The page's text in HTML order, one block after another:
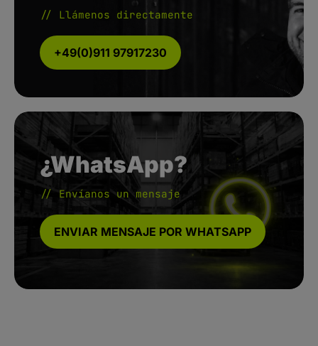
// Llámenos directamente
+49(0)911 97917230
¿WhatsApp?
// Envíanos un mensaje
ENVIAR MENSAJE POR WHATSAPP